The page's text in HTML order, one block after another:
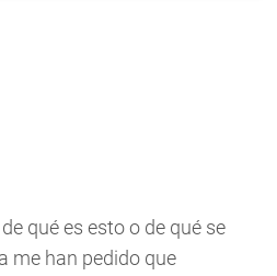
qué es esto o de qué se
me han pedido que